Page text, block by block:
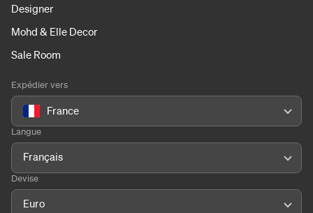
Designer
Mohd & Elle Decor
Sale Room
Expédier vers
France
Langue
Français
Devise
Euro